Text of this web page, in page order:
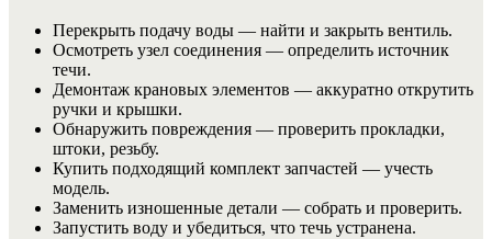
Перекрыть подачу воды — найти и закрыть вентиль.
Осмотреть узел соединения — определить источник
течи.
Демонтаж крановых элементов — аккуратно открутить
ручки и крышки.
Обнаружить повреждения — проверить прокладки,
штоки, резьбу.
Купить подходящий комплект запчастей — учесть
модель.
Заменить изношенные детали — собрать и проверить.
Запустить воду и убедиться, что течь устранена.